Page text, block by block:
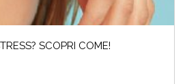
SCOPRI COME!